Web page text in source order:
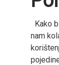
Kako
nam